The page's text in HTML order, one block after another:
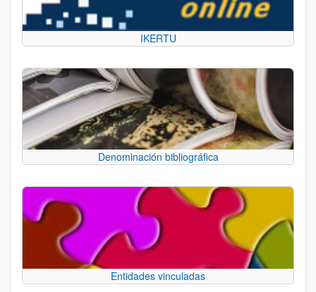
IKERTU
Denominación bibliográfica
Entidades vinculadas